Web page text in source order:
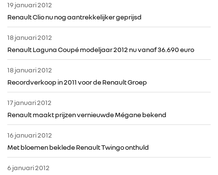
19 januari 2012
Renault Clio nu nog aantrekkelijker geprijsd
18 januari 2012
Renault Laguna Coupé modeljaar 2012 nu vanaf 36.690 euro
18 januari 2012
Recordverkoop in 2011 voor de Renault Groep
17 januari 2012
Renault maakt prijzen vernieuwde Mégane bekend
16 januari 2012
Met bloemen beklede Renault Twingo onthuld
6 januari 2012